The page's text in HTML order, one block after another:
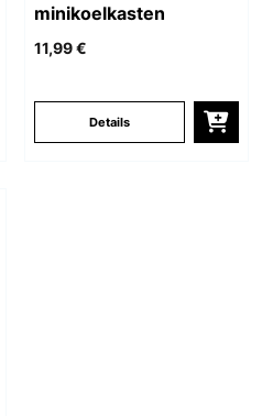
minikoelkasten
11,99 €
Details